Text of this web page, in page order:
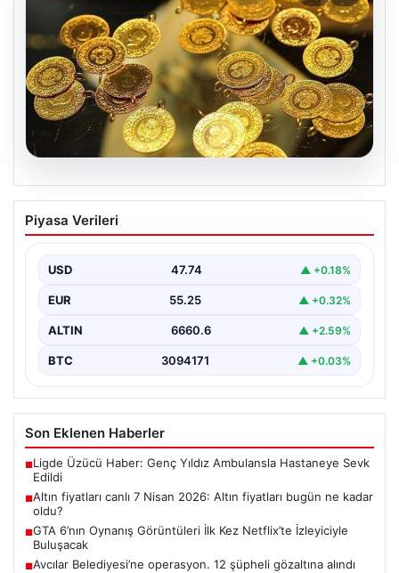
07.08.2026
Altın fiyatları canlı 7 Nisan 2026: Altın
fiyatları bugün ne kadar oldu?
Piyasa Verileri
USD 47.74 ▲ +0.18%
EUR 55.25 ▲ +0.32%
ALTIN 6660.6 ▲ +2.59%
BTC 3094171 ▲ +0.03%
Son Eklenen Haberler
■Ligde Üzücü Haber: Genç Yıldız Ambulansla Hastaneye Sevk
Edildi
■Altın fiyatları canlı 7 Nisan 2026: Altın fiyatları bugün ne kadar
oldu?
■GTA 6’nın Oynanış Görüntüleri İlk Kez Netflix’te İzleyiciyle
Buluşacak
■Avcılar Belediyesi’ne operasyon. 12 şüpheli gözaltına alındı